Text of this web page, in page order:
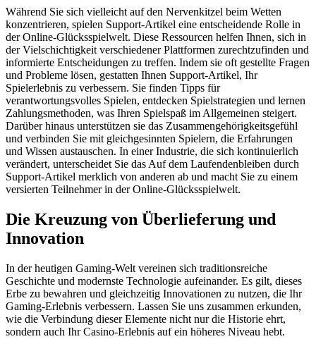
Während Sie sich vielleicht auf den Nervenkitzel beim Wetten
konzentrieren, spielen Support-Artikel eine entscheidende Rolle in
der Online-Glücksspielwelt. Diese Ressourcen helfen Ihnen, sich in
der Vielschichtigkeit verschiedener Plattformen zurechtzufinden und
informierte Entscheidungen zu treffen. Indem sie oft gestellte Fragen
und Probleme lösen, gestatten Ihnen Support-Artikel, Ihr
Spielerlebnis zu verbessern. Sie finden Tipps für
verantwortungsvolles Spielen, entdecken Spielstrategien und lernen
Zahlungsmethoden, was Ihren Spielspaß im Allgemeinen steigert.
Darüber hinaus unterstützen sie das Zusammengehörigkeitsgefühl
und verbinden Sie mit gleichgesinnten Spielern, die Erfahrungen
und Wissen austauschen. In einer Industrie, die sich kontinuierlich
verändert, unterscheidet Sie das Auf dem Laufendenbleiben durch
Support-Artikel merklich von anderen ab und macht Sie zu einem
versierten Teilnehmer in der Online-Glücksspielwelt.
Die Kreuzung von Überlieferung und
Innovation
In der heutigen Gaming-Welt vereinen sich traditionsreiche
Geschichte und modernste Technologie aufeinander. Es gilt, dieses
Erbe zu bewahren und gleichzeitig Innovationen zu nutzen, die Ihr
Gaming-Erlebnis verbessern. Lassen Sie uns zusammen erkunden,
wie die Verbindung dieser Elemente nicht nur die Historie ehrt,
sondern auch Ihr Casino-Erlebnis auf ein höheres Niveau hebt.